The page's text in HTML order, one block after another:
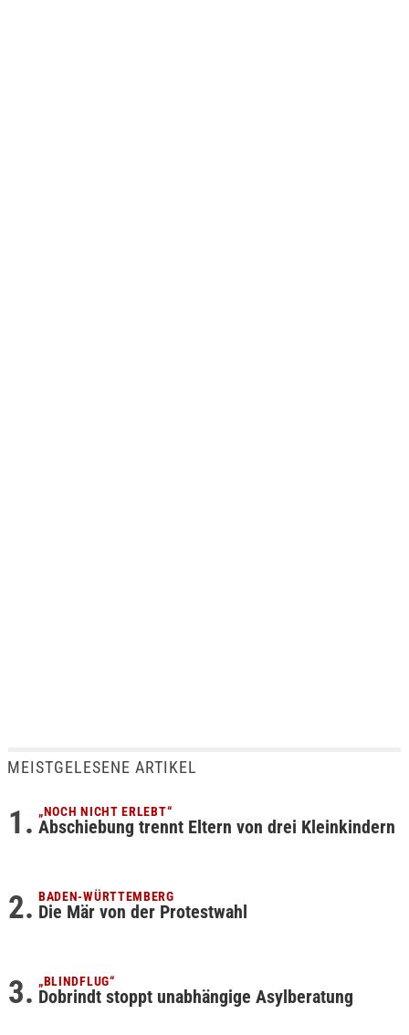
MEISTGELESENE ARTIKEL
„NOCH NICHT ERLEBT“
Abschiebung trennt Eltern von drei Kleinkindern
BADEN-WÜRTTEMBERG
Die Mär von der Protestwahl
„BLINDFLUG“
Dobrindt stoppt unabhängige Asylberatung